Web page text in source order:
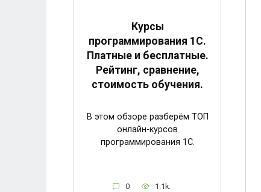
Курсы
программирования 1С.
Платные и бесплатные.
Рейтинг, сравнение,
стоимость обучения.
В этом обзоре разберём ТОП
онлайн-курсов
программирования 1С.
0 1.1k.